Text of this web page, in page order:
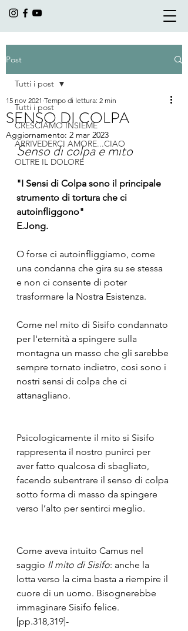
Post
Tutti i post
CRESCIAMO INSIEME
ARRIVEDERCI AMORE...CIAO
OLTRE IL DOLORE
Tutti i post
SENSO DI COLPA
15 nov 2021 Tempo di lettura: 2 min
Aggiornamento: 2 mar 2023
Senso di colpa e mito
"I Sensi di Colpa sono il principale
strumento di tortura che ci
autoinfliggono"
E.Jong.
O forse ci autoinfliggiamo, come
una condanna che gira su se stessa
e non ci consente di poter
trasformare la Nostra Esistenza.
Come nel mito di Sisifo condannato
per l'eternità a spingere sulla
montagna un masso che gli sarebbe
sempre tornato indietro, così sono i
nostri sensi di colpa che ci
attanagliano.
Psicologicamente il mito si Sisifo
rappresenta il nostro punirci per
aver fatto qualcosa di sbagliato,
facendo subentrare il senso di colpa
sotto forma di masso da spingere
verso l’alto per sentirci meglio.
Come aveva intuito Camus nel
saggio Il mito di Sisifo: anche la
lotta verso la cima basta a riempire il
cuore di un uomo. Bisognerebbe
immaginare Sisifo felice.
[pp.318,319]-